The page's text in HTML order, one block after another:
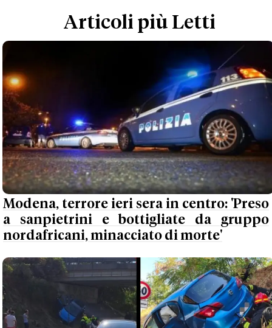
Articoli più Letti
Modena, terrore ieri sera in centro: 'Preso
a sanpietrini e bottigliate da gruppo
nordafricani, minacciato di morte'